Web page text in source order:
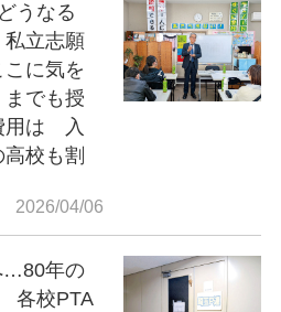
うなる
私立志願
に気を
でも授
用は 入
校も割
2026/04/06
…80年の
各校PTA